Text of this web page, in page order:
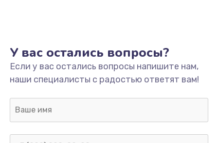
от 995 руб.
Заказать
Настройка ОС
У вас остались вопросы?
Если у вас остались вопросы напишите нам,
наши специалисты с радостью ответят вам!